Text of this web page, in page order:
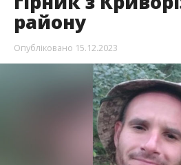
району
Опубліковано 15.12.2023